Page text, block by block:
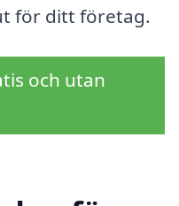
för ditt företag.
och utan